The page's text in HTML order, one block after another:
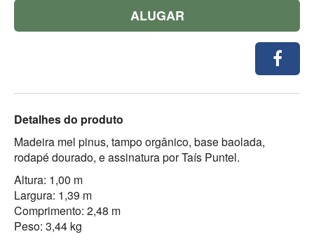
ALUGAR
Detalhes do produto
Madeira mel pinus, tampo orgânico, base baolada,
rodapé dourado, e assinatura por Taís Puntel.
Altura: 1,00 m
Largura: 1,39 m
Comprimento: 2,48 m
Peso: 3,44 kg